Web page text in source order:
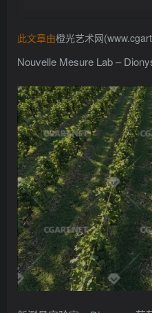
此文章由橙光艺术网
Nouvelle Mesure Lab –
记住登录
社交